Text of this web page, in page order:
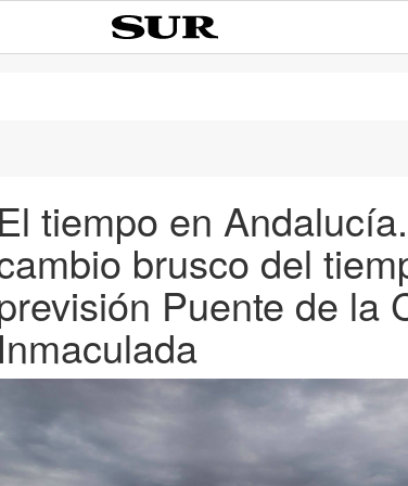
El tiempo en
brusco del
Puente de la